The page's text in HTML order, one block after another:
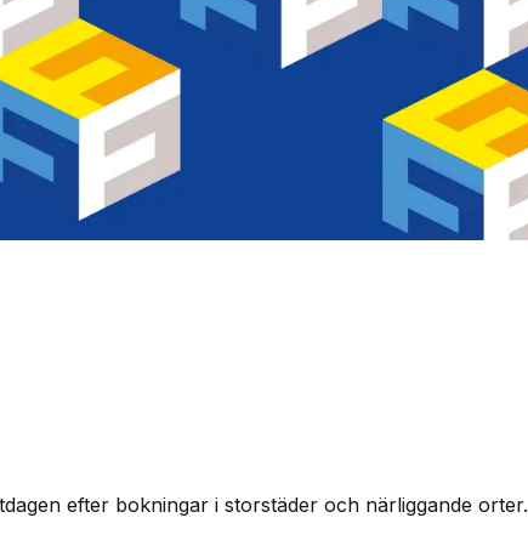
efter bokningar i storstäder och närliggande orter.